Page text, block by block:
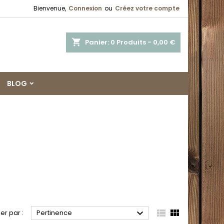
Bienvenue, Connexion ou Créez votre compte
shopping_cart Panier: 0 Produits - 0,00 €
BLOG
par : Pertinence   